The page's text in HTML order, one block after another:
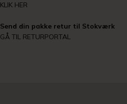
KLIK HER
Send din pakke retur til Stokværk
GÅ TIL RETURPORTAL